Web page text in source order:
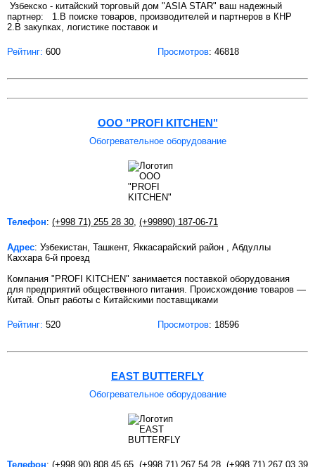
Узбекско - китайский торговый дом "ASIA STAR" ваш надежный
партнер: 1.В поиске товаров, производителей и партнеров в КНР
2.В закупках, логистике поставок и
Рейтинг: 600 Просмотров: 46818
ООО "PROFI KITCHEN"
Обогревательное оборудование
Телефон: (+998 71) 255 28 30 (+99890) 187-06-71
Адрес: Узбекистан, Ташкент, Яккасарайский район , Абдуллы
Каххара 6-й проезд
Компания "PROFI KITCHEN" занимается поставкой оборудования
для предприятий общественного питания. Происхождение товаров —
Китай. Опыт работы с Китайскими поставщиками
Рейтинг: 520 Просмотров: 18596
EAST BUTTERFLY
Обогревательное оборудование
Телефон: (+998 90) 808 45 65 (+998 71) 267 54 28 (+998 71) 267 03 39